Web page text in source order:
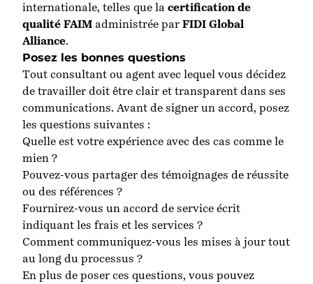
internationale, telles que la certification de
qualité FAIM administrée par FIDI Global
Alliance.
Posez les bonnes questions
Tout consultant ou agent avec lequel vous décidez
de travailler doit être clair et transparent dans ses
communications. Avant de signer un accord, posez
les questions suivantes :
Quelle est votre expérience avec des cas comme le
mien ?
Pouvez-vous partager des témoignages de réussite
ou des références ?
Fournirez-vous un accord de service écrit
indiquant les frais et les services ?
Comment communiquez-vous les mises à jour tout
au long du processus ?
En plus de poser ces questions, vous pouvez